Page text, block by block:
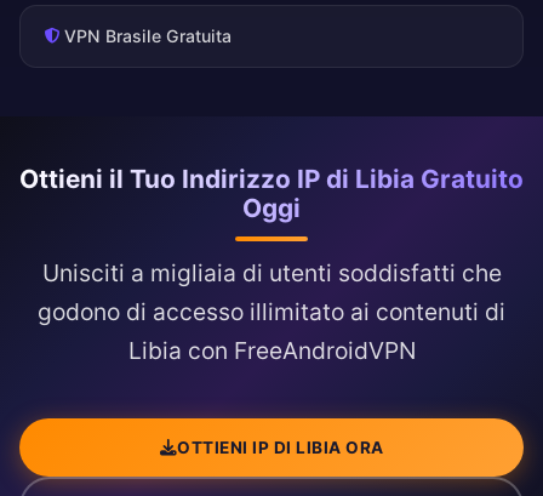
VPN Brasile Gratuita
Ottieni il Tuo Indirizzo IP di Libia Gratuito
Oggi
Unisciti a migliaia di utenti soddisfatti che
godono di accesso illimitato ai contenuti di
Libia con FreeAndroidVPN
OTTIENI IP DI LIBIA ORA